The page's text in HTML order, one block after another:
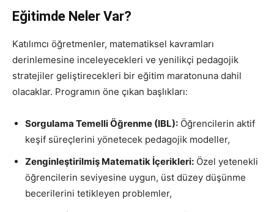
Eğitimde Neler Var?
Katılımcı öğretmenler, matematiksel kavramları
derinlemesine inceleyecekleri ve yenilikçi pedagojik
stratejiler geliştirecekleri bir eğitim maratonuna dahil
olacaklar. Programın öne çıkan başlıkları:
Sorgulama Temelli Öğrenme (IBL): Öğrencilerin aktif
keşif süreçlerini yönetecek pedagojik modeller,
Zenginleştirilmiş Matematik İçerikleri: Özel yetenekli
öğrencilerin seviyesine uygun, üst düzey düşünme
becerilerini tetikleyen problemler,